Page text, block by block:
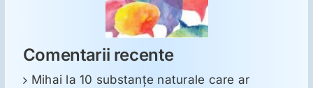
Comentarii recente
Mihai la10 substanţe naturale care ar